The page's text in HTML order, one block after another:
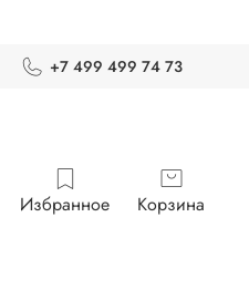
+7 499 499 74 73
Избранное Корзина